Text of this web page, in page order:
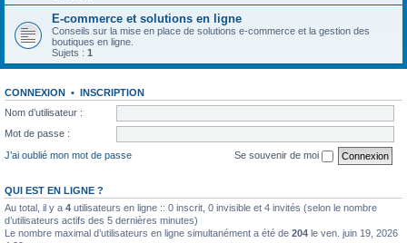
E-commerce et solutions en ligne
Conseils sur la mise en place de solutions e-commerce et la gestion des
boutiques en ligne.
Sujets : 1
CONNEXION • INSCRIPTION
Nom d’utilisateur :
Mot de passe :
J’ai oublié mon mot de passe
Se souvenir de moi
QUI EST EN LIGNE ?
Au total, il y a 4 utilisateurs en ligne :: 0 inscrit, 0 invisible et 4 invités (selon le nombre
d’utilisateurs actifs des 5 dernières minutes)
Le nombre maximal d’utilisateurs en ligne simultanément a été de 204 le ven. juin 19, 2026